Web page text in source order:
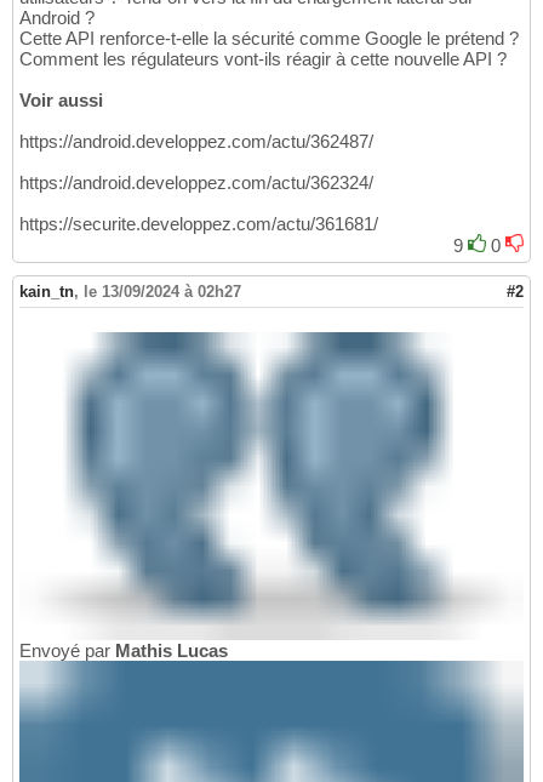
Android ?
Cette API renforce-t-elle la sécurité comme Google le prétend ?
Comment les régulateurs vont-ils réagir à cette nouvelle API ?
Voir aussi
https://android.developpez.com/actu/362487/
https://android.developpez.com/actu/362324/
https://securite.developpez.com/actu/361681/
9
0
kain_tn, le 13/09/2024 à 02h27 #2
Envoyé par Mathis Lucas